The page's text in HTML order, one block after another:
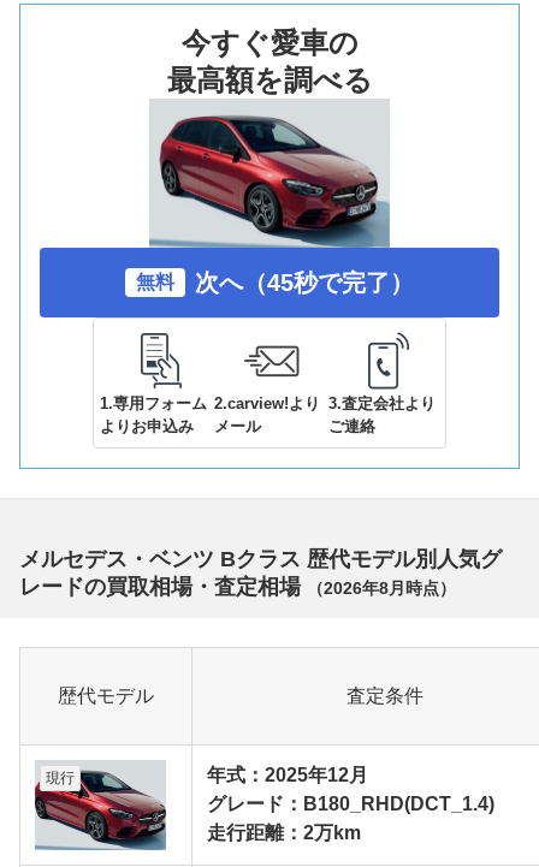
今すぐ愛車の
最高額を調べる
無料 次へ（45秒で完了）
1.専用フォーム
よりお申込み
2.carview!より
メール
3.査定会社より
ご連絡
メルセデス・ベンツ Bクラス 歴代モデル別人気グ
レードの買取相場・査定相場
（2026年8月 時点）
歴代モデル 査定条件
現行
年式：2025年12月
グレード：B180_RHD(DCT_1.4)
走行距離：2万km